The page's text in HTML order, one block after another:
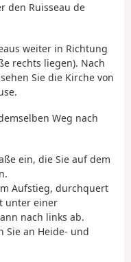
den Ruisseau de
weiter in Richtung
rechts liegen). Nach
Sie die Kirche von
Weg nach
ein, die Sie auf dem
Aufstieg, durchquert
unter einer
nach links ab.
Sie an Heide- und